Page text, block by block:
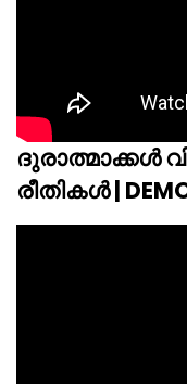
ദുരാത്മാക്കൾ
രീതികൾ |